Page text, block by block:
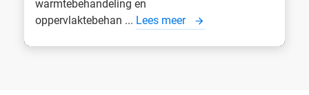
warmtebehandeling en
oppervlaktebehan ... Lees meer